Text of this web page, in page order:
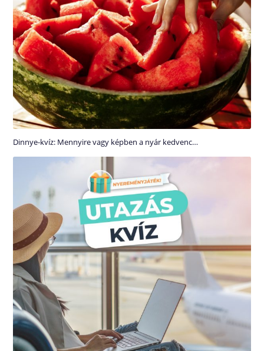
Dinnye-kvíz: Mennyire vagy képben a nyár kedvenc…